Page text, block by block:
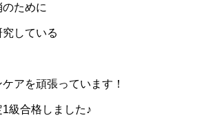
ために
している
アを頑張っています！
級合格しました♪